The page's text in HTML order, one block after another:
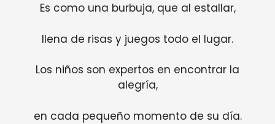
Es como una burbuja, que al estallar,
llena de risas y juegos todo el lugar.
Los niños son expertos en encontrar la
alegría,
en cada pequeño momento de su día.